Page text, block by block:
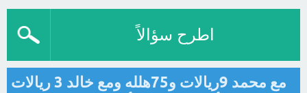
اطرح سؤالاً
مع محمد 9ريالات و75هلله ومع خالد 3 ريالات